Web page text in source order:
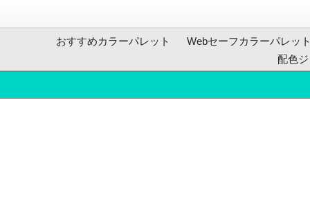
おすすめカラーパレット
Webセーフカラーパレッ
配色